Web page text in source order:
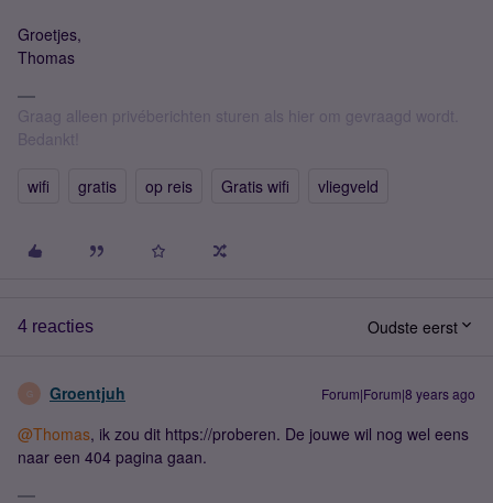
Groetjes,
Thomas
Graag alleen privéberichten sturen als hier om gevraagd wordt.
Bedankt!
wifi gratis op reis Gratis wifi vliegveld
4 reacties Oudste eerst
G Groentjuh Forum|Forum|8 years ago
@Thomas, ik zou dit https://proberen. De jouwe wil nog wel eens
naar een 404 pagina gaan.